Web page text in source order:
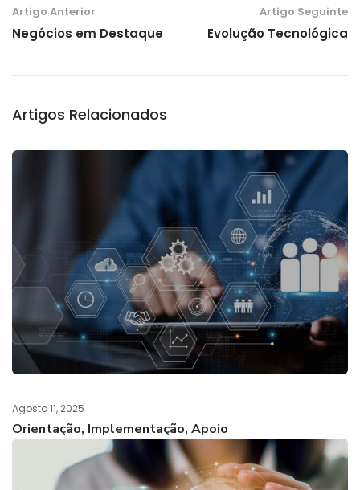
Artigo Anterior
Negócios em Destaque
Artigo Seguinte
Evolução Tecnológica
Artigos Relacionados
Agosto 11, 2025
Orientação, Implementação, Apoio